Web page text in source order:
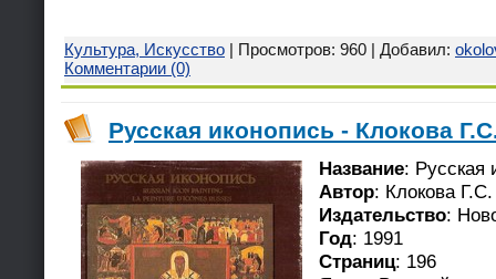
Культура, Искусство | Просмотров: 960 | Добавил:
Комментарии (0)
Русская иконопись - Клокова
Название: Русская
Автор: Клокова Г.С.
Издательство:
Год: 1991
Страниц: 196